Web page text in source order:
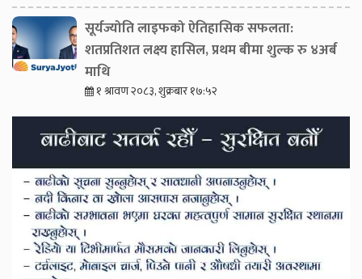
सूर्यज्योति लाइफको ऐतिहासिक सफलता:
शतप्रतिशत लक्ष्य हासिल, प्रथम बीमा शुल्क रु ४अर्ब
माथि
१ श्रावण २०८३, शुक्रबार १७:५२